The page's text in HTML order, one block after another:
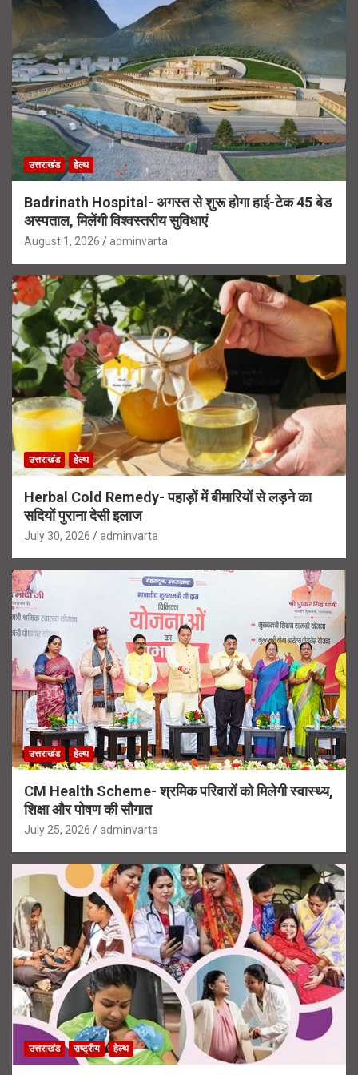
उत्तराखंड हेल्थ
Badrinath Hospital- अगस्त से शुरू होगा हाई-टेक 45 बेड
अस्पताल, मिलेंगी विश्वस्तरीय सुविधाएं
August 1, 2026 adminvarta
उत्तराखंड हेल्थ
Herbal Cold Remedy- पहाड़ों में बीमारियों से लड़ने का
सदियों पुराना देसी इलाज
July 30, 2026 adminvarta
उत्तराखंड हेल्थ
CM Health Scheme- श्रमिक परिवारों को मिलेगी स्वास्थ्य,
शिक्षा और पोषण की सौगात
July 25, 2026 adminvarta
उत्तराखंड राष्ट्रीय हेल्थ